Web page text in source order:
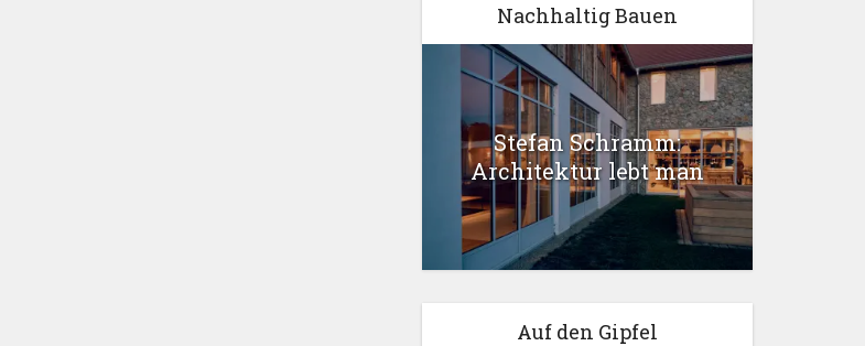
Nachhaltig Bauen
Stefan Schramm:
Architektur lebt man
Auf den Gipfel